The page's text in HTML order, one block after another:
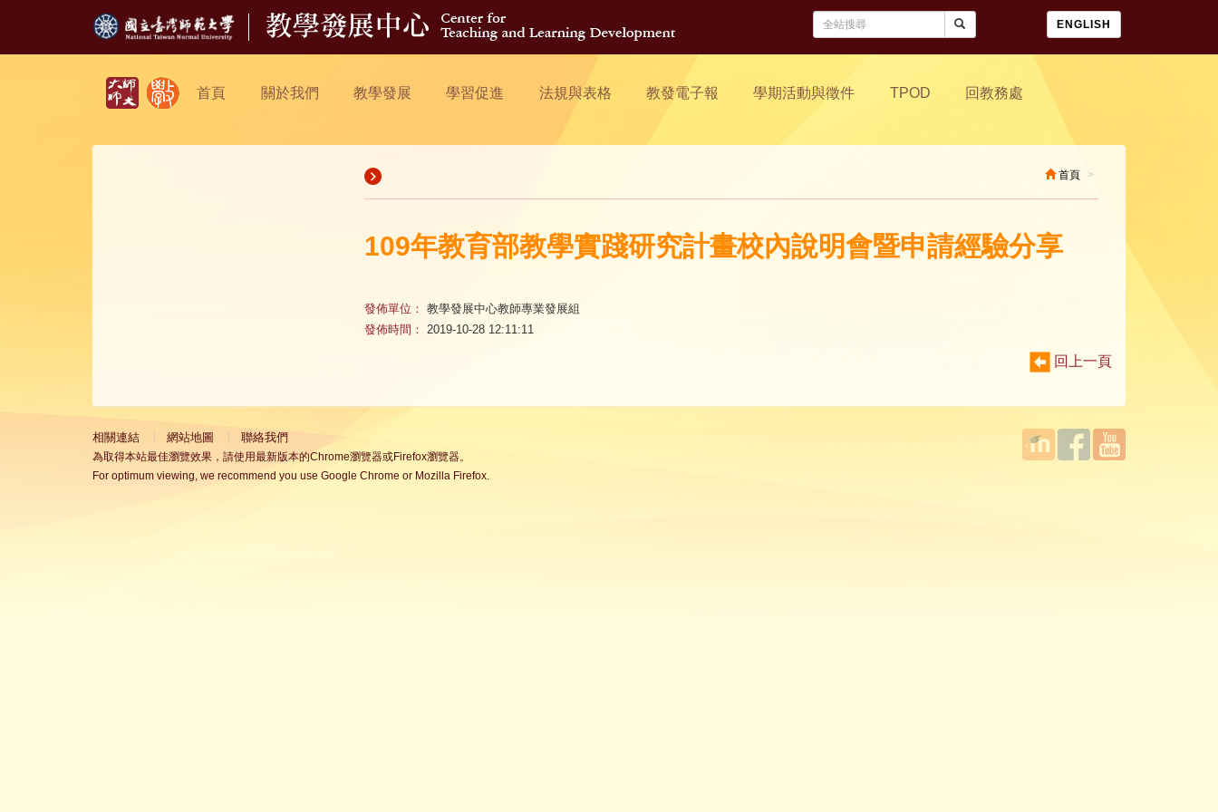
ENGLISH
首頁 關於我們 教學發展 學習促進 法規與表格 教發電子報 學期活動與徵件 TPOD 回教務處
首頁
109年教育部教學實踐研究計畫校內說明會暨申請經驗分享
發佈單位： 教學發展中心教師專業發展組
發佈時間： 2019-10-28 12:11:11
回上一頁
相關連結 網站地圖 聯絡我們
為取得本站最佳瀏覽效果，請使用最新版本的Chrome瀏覽器或Firefox瀏覽器。
For optimum viewing, we recommend you use Google Chrome or Mozilla Firefox.